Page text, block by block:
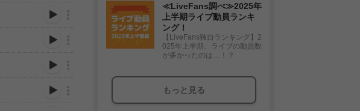
≪LiveFans調べ≫2025年
上半期ライブ動員ランキ
ング！
【LiveFans独自ランキング】2
025年上半期、ライブの動員数
が多かったのは…！？
もっと見る